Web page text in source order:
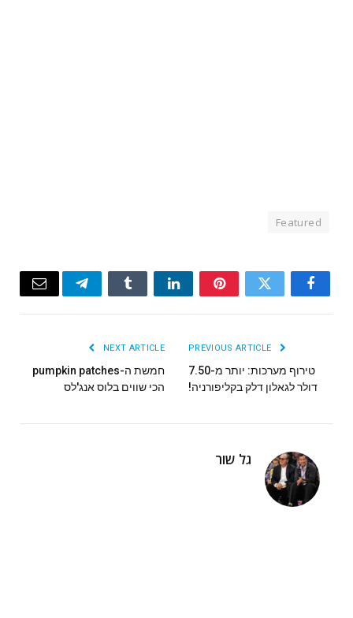
Featured
Facebook
Twitter
Pinterest
LinkedIn
Tumblr
Telegram
Email
טירוף מערכות: יותר מ-7.50
דולר לגאלון דלק בקליפורניה!
NEXT ARTICLE
חמשת ה-pumpkin patches
הכי שווים בלוס אנג'לס
גל שור